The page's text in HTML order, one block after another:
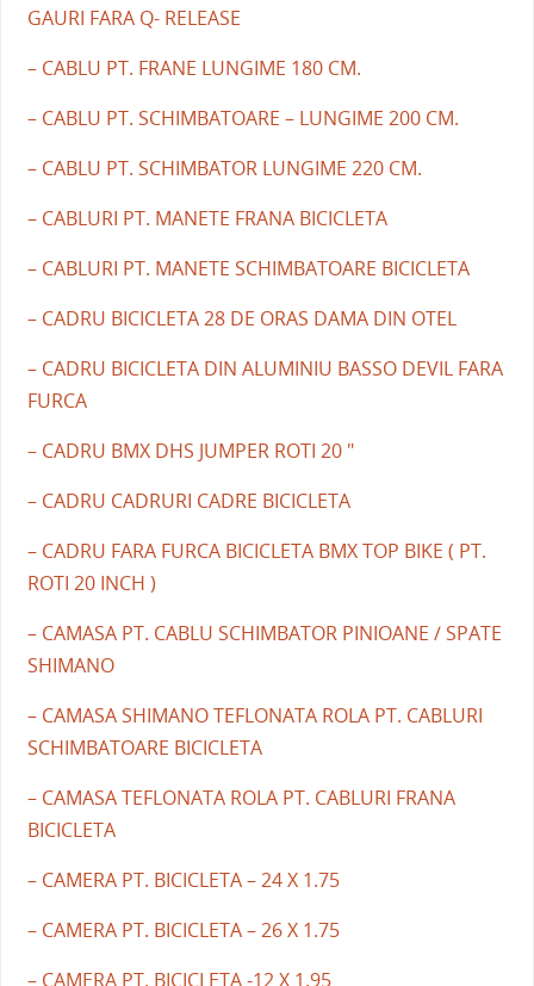
GAURI FARA Q- RELEASE
– CABLU PT. FRANE LUNGIME 180 CM.
– CABLU PT. SCHIMBATOARE – LUNGIME 200 CM.
– CABLU PT. SCHIMBATOR LUNGIME 220 CM.
– CABLURI PT. MANETE FRANA BICICLETA
– CABLURI PT. MANETE SCHIMBATOARE BICICLETA
– CADRU BICICLETA 28 DE ORAS DAMA DIN OTEL
– CADRU BICICLETA DIN ALUMINIU BASSO DEVIL FARA
FURCA
– CADRU BMX DHS JUMPER ROTI 20 "
– CADRU CADRURI CADRE BICICLETA
– CADRU FARA FURCA BICICLETA BMX TOP BIKE ( PT.
ROTI 20 INCH )
– CAMASA PT. CABLU SCHIMBATOR PINIOANE / SPATE
SHIMANO
– CAMASA SHIMANO TEFLONATA ROLA PT. CABLURI
SCHIMBATOARE BICICLETA
– CAMASA TEFLONATA ROLA PT. CABLURI FRANA
BICICLETA
– CAMERA PT. BICICLETA – 24 X 1.75
– CAMERA PT. BICICLETA – 26 X 1.75
– CAMERA PT. BICICLETA -12 X 1.95